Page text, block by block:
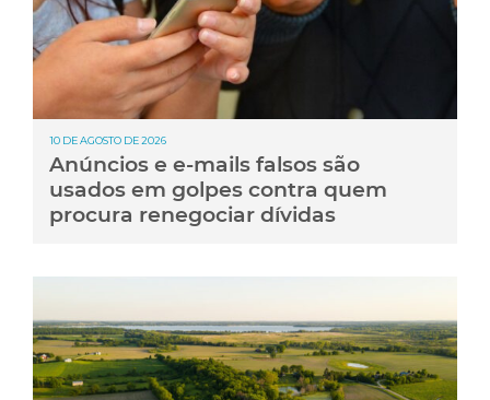
10 DE AGOSTO DE 2026
Anúncios e e-mails falsos são
usados em golpes contra quem
procura renegociar dívidas